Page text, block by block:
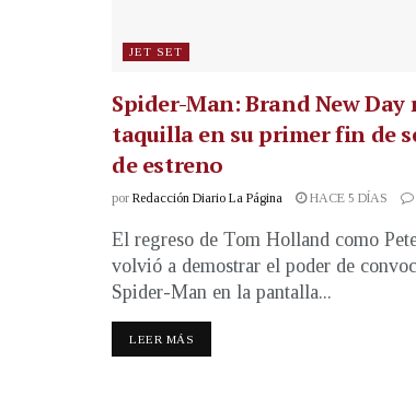
JET SET
Spider-Man: Brand New Day
taquilla en su primer fin de
de estreno
por Redacción Diario La Página HACE 5 DÍAS
El regreso de Tom Holland como
volvió a demostrar el poder de
Spider-Man en la pantalla...
LEER MÁS